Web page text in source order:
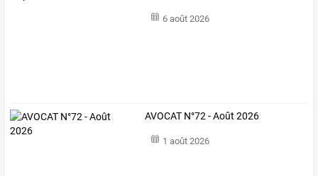
6 août 2026
AVOCAT N°72 - Août 2026
1 août 2026